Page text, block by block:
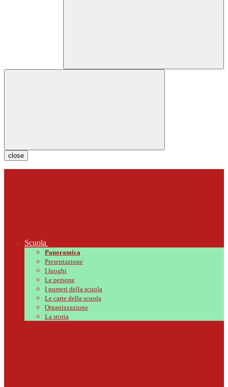
close
Scuola
Panoramica
Presentazione
I luoghi
Le persone
I numeri della scuola
Le carte della scuola
Organizzazione
La storia